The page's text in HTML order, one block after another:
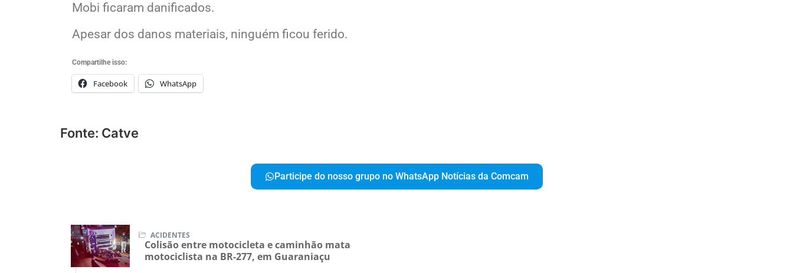
Mobi ficaram danificados.
Apesar dos danos materiais, ninguém ficou ferido.
Compartilhe isso:
Facebook WhatsApp
Fonte: Catve
Participe do nosso grupo no WhatsApp Notícias da Comcam
ACIDENTES
Colisão entre motocicleta e caminhão mata
motociclista na BR-277, em Guaraniaçu